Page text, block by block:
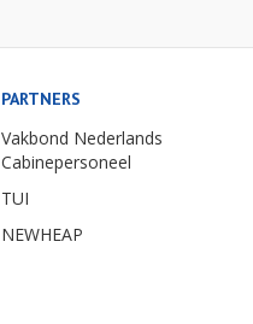
PARTNERS
Vakbond Nederlands
Cabinepersoneel
TUI
NEWHEAP